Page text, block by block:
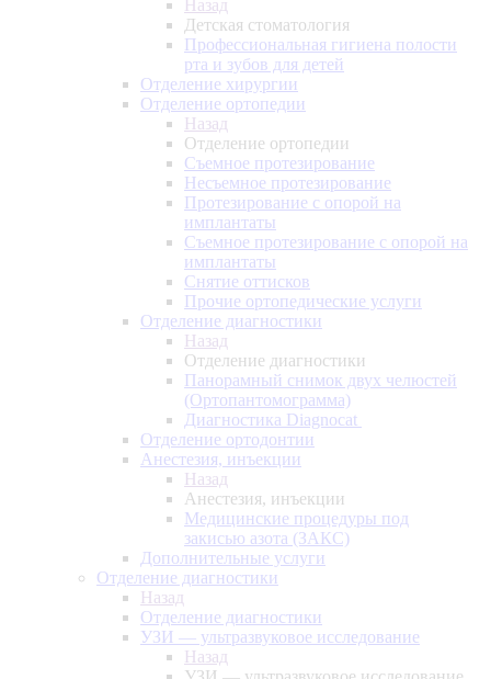
Назад
Детская стоматология
Профессиональная гигиена полости
рта и зубов для детей
Отделение хирургии
Отделение ортопедии
Назад
Отделение ортопедии
Съемное протезирование
Несъемное протезирование
Протезирование с опорой на
имплантаты
Съемное протезирование с опорой на
имплантаты
Снятие оттисков
Прочие ортопедические услуги
Отделение диагностики
Назад
Отделение диагностики
Панорамный снимок двух челюстей
(Ортопантомограмма)
Диагностика Diagnocat
Отделение ортодонтии
Анестезия, инъекции
Назад
Анестезия, инъекции
Медицинские процедуры под
закисью азота (ЗАКС)
Дополнительные услуги
Отделение диагностики
Назад
Отделение диагностики
УЗИ — ультразвуковое исследование
Назад